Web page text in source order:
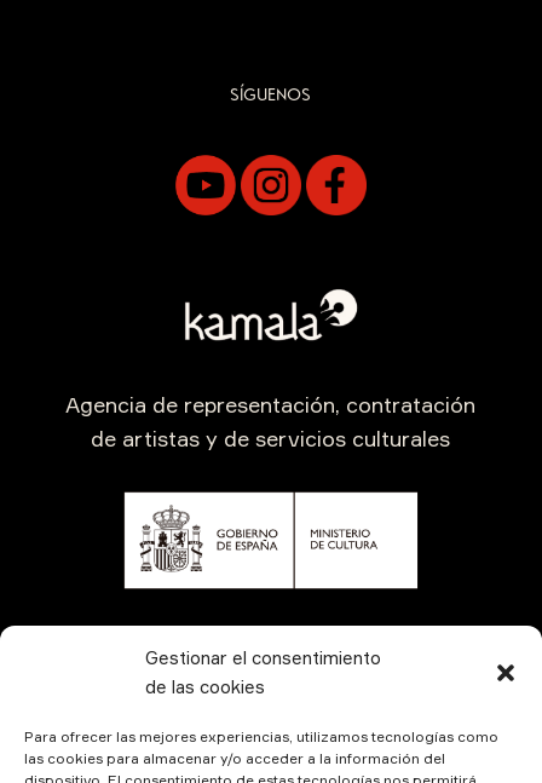
Gestionar el consentimiento
de las cookies
Para ofrecer las mejores experiencias, utilizamos tecnologías como
las cookies para almacenar y/o acceder a la información del
SÍGUENOS
Agencia de representación, contratación
de artistas y de servicios culturales